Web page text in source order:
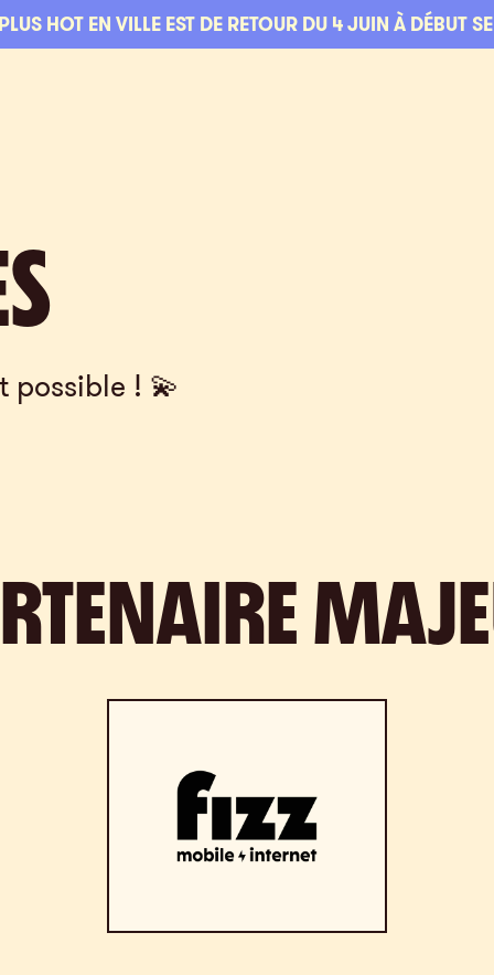
HOT EN VILLE EST DE RETOUR DU 4 JUIN À DÉBUT
possible ! 💫